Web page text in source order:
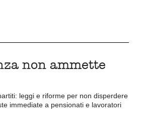
non ammette
leggi e riforme per non disperdere
immediate a pensionati e lavoratori